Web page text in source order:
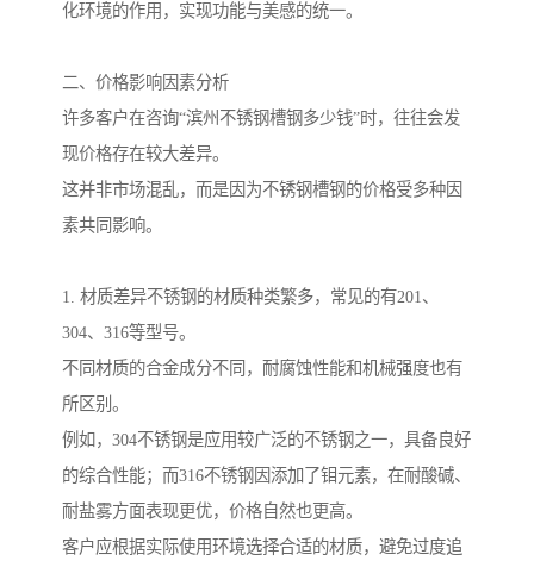
化环境的作用，实现功能与美感的统一。
二、价格影响因素分析
许多客户在咨询“滨州不锈钢槽钢多少钱”时，往往会发
现价格存在较大差异。
这并非市场混乱，而是因为不锈钢槽钢的价格受多种因
素共同影响。
1. 材质差异不锈钢的材质种类繁多，常见的有201、
304、316等型号。
不同材质的合金成分不同，耐腐蚀性能和机械强度也有
所区别。
例如，304不锈钢是应用较广泛的不锈钢之一，具备良好
的综合性能；而316不锈钢因添加了钼元素，在耐酸碱、
耐盐雾方面表现更优，价格自然也更高。
客户应根据实际使用环境选择合适的材质，避免过度追